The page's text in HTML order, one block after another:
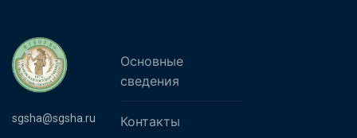
sgsha@sgsha.ru
Основные
сведения
Контакты